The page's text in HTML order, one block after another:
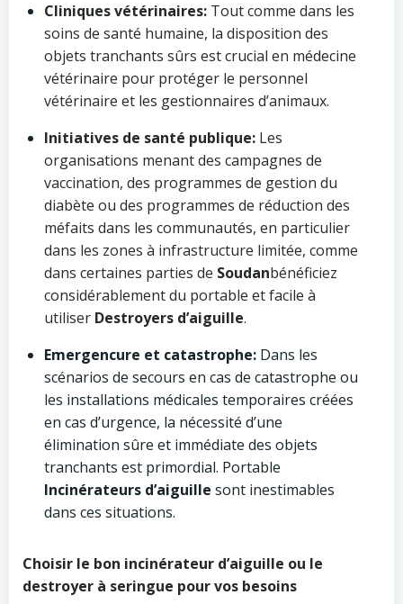
Cliniques vétérinaires: Tout comme dans les
soins de santé humaine, la disposition des
objets tranchants sûrs est crucial en médecine
vétérinaire pour protéger le personnel
vétérinaire et les gestionnaires d’animaux.
Initiatives de santé publique: Les
organisations menant des campagnes de
vaccination, des programmes de gestion du
diabète ou des programmes de réduction des
méfaits dans les communautés, en particulier
dans les zones à infrastructure limitée, comme
dans certaines parties de Soudanbénéficiez
considérablement du portable et facile à
utiliser Destroyers d’aiguille.
Emergencure et catastrophe: Dans les
scénarios de secours en cas de catastrophe ou
les installations médicales temporaires créées
en cas d’urgence, la nécessité d’une
élimination sûre et immédiate des objets
tranchants est primordial. Portable
Incinérateurs d’aiguille sont inestimables
dans ces situations.
Choisir le bon incinérateur d’aiguille ou le
destroyer à seringue pour vos besoins